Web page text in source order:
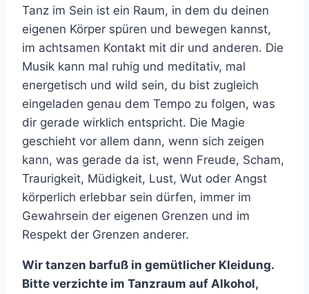
Tanz im Sein ist ein Raum, in dem du deinen
eigenen Körper spüren und bewegen kannst,
im achtsamen Kontakt mit dir und anderen. Die
Musik kann mal ruhig und meditativ, mal
energetisch und wild sein, du bist zugleich
eingeladen genau dem Tempo zu folgen, was
dir gerade wirklich entspricht. Die Magie
geschieht vor allem dann, wenn sich zeigen
kann, was gerade da ist, wenn Freude, Scham,
Traurigkeit, Müdigkeit, Lust, Wut oder Angst
körperlich erlebbar sein dürfen, immer im
Gewahrsein der eigenen Grenzen und im
Respekt der Grenzen anderer.
Wir tanzen barfuß in gemütlicher Kleidung.
Bitte verzichte im Tanzraum auf Alkohol,